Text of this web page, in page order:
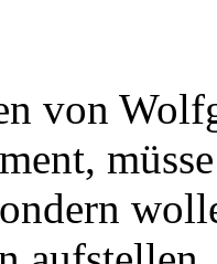
von